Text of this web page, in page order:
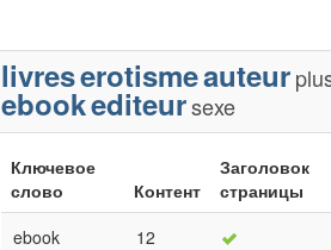
livreserotismeauteur
ebookediteursexe
Ключевое
слово
Контент
Заголовок
страницы
ebook
12